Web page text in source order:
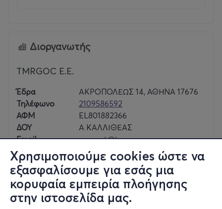
Χρησιμοποιούμε cookies ώστε να
εξασφαλίσουμε για εσάς μια
κορυφαία εμπειρία πλοήγησης
στην ιστοσελίδα μας.
Διοργανωτής
TMRGOC E.E.
Έδρα
ΑΚΡΟΠΟΛΕΩΣ 14, ΑΘΗΝΑ 17676
Τηλέφωνο
2109586592
ΑΦΜ
EL801882366
ΔΟΥ
Α ΚΑΛΛΙΘΕΑΣ
Email
support@tmrgoc.com
Παρ, 25/9
21:00